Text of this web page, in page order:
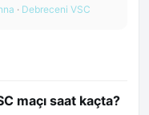
· Debreceni VSC
maçı saat kaçta?